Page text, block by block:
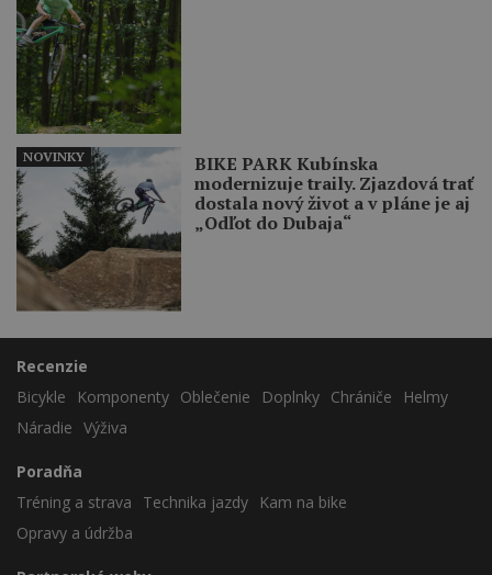
BIKE PARK Kubínska
modernizuje traily. Zjazdová trať
dostala nový život a v pláne je aj
„Odľot do Dubaja“
NOVINKY
Recenzie
Bicykle
Komponenty Oblečenie Doplnky Chrániče
Helmy
Náradie Výživa
Poradňa
Tréning a strava
Technika jazdy
Kam na bike
Opravy a údržba